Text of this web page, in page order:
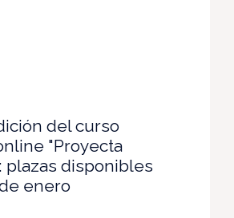
del curso
"Proyecta
plazas disponibles
enero